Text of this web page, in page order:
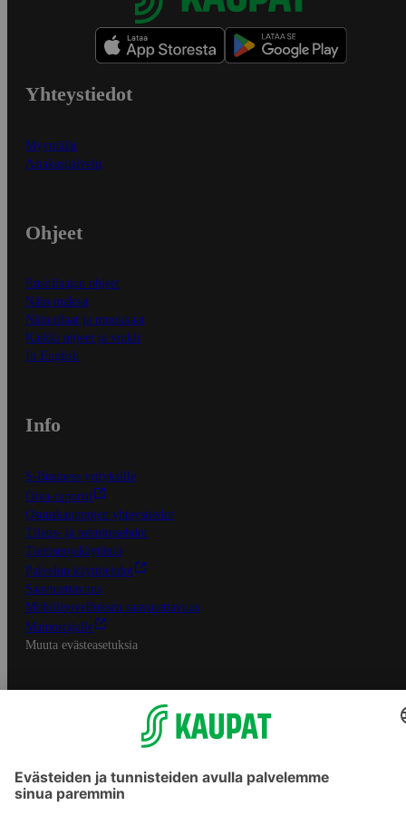
Yhteystiedot
Myymälät
Asiakaspalvelu
Ohjeet
Ensitilaajan ohjeet
Näin maksat
Näin tilaat ja muokkaat
Kaikki ohjeet ja vinkit
In English
Info
S-Business yrityksille
Oiva-raportit
Osuuskauppojen yhteystiedot
Tilaus- ja toimitusehdot
Tietosuojakäytäntö
Palvelun käyttöehdot
Saavutettavuus
Mobiilisovelluksen saavutettavuus
Mainostajalle
Muuta evästeasetuksia
S-ryhmän palvelut
Asiakasomistajuus
Yhteishyvä Ruoka -sovellus